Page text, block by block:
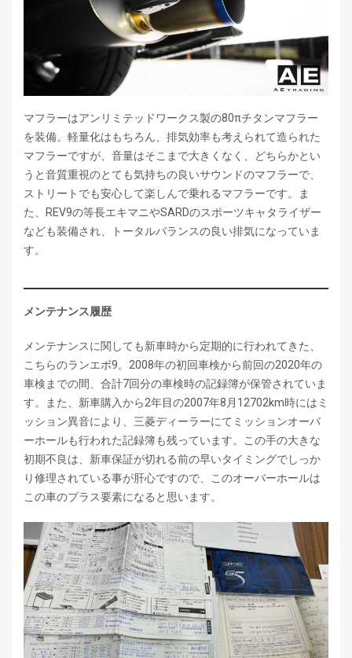
マフラーはアンリミテッドワークス製の80πチタンマフラー
を装備。軽量化はもちろん、排気効率も考えられて造られた
マフラーですが、音量はそこまで大きくなく、どちらかとい
うと音質重視のとても気持ちの良いサウンドのマフラーで、
ストリートでも安心して楽しんで乗れるマフラーです。ま
た、REV9の等長エキマニやSARDのスポーツキャタライザー
なども装備され、トータルバランスの良い排気になっていま
す。
メンテナンス履歴
メンテナンスに関しても新車時から定期的に行われてきた、
こちらのランエボ9。2008年の初回車検から前回の2020年の
車検までの間、合計7回分の車検時の記録簿が保管されていま
す。また、新車購入から2年目の2007年8月12702km時にはミ
ッション異音により、三菱ディーラーにてミッションオーバ
ーホールも行われた記録簿も残っています。この手の大きな
初期不良は、新車保証が切れる前の早いタイミングでしっか
り修理されている事が肝心ですので、このオーバーホールは
この車のプラス要素になると思います。